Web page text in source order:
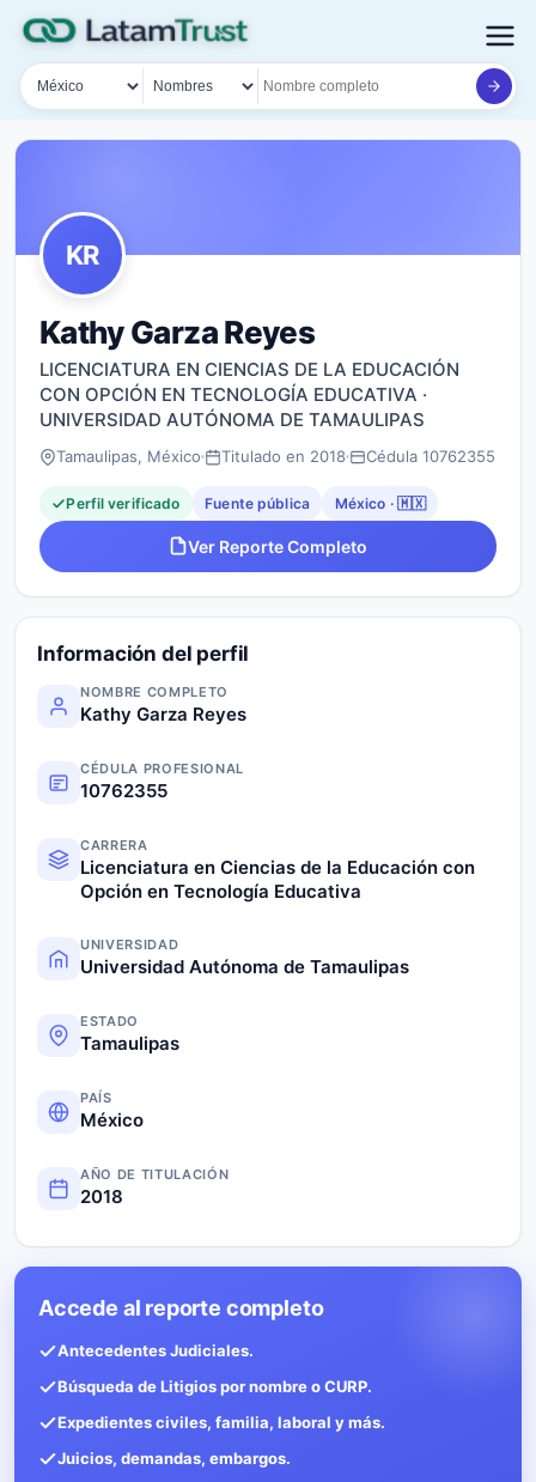
País
Tipo de búsqueda
Nombre o documento
KR
Kathy Garza Reyes
LICENCIATURA EN CIENCIAS DE LA EDUCACIÓN
CON OPCIÓN EN TECNOLOGÍA EDUCATIVA ·
UNIVERSIDAD AUTÓNOMA DE TAMAULIPAS
Tamaulipas, México Titulado en 2018 Cédula 10762355
Perfil verificado Fuente pública México · 🇲🇽
Ver Reporte Completo
Información del perfil
NOMBRE COMPLETO
Kathy Garza Reyes
CÉDULA PROFESIONAL
10762355
CARRERA
Licenciatura en Ciencias de la Educación con
Opción en Tecnología Educativa
UNIVERSIDAD
Universidad Autónoma de Tamaulipas
ESTADO
Tamaulipas
PAÍS
México
AÑO DE TITULACIÓN
2018
Accede al reporte completo
Antecedentes Judiciales.
Búsqueda de Litigios por nombre o CURP.
Expedientes civiles, familia, laboral y más.
Juicios, demandas, embargos.